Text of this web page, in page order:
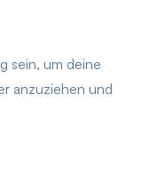
sein, um deine
anzuziehen und